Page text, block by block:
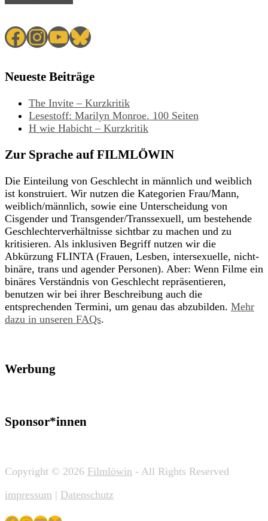
Facebook
Instagram
YouTube
Bluesky
Neueste Beiträge
The Invite – Kurzkritik
Lesestoff: Marilyn Monroe. 100 Seiten
H wie Habicht – Kurzkritik
Zur Sprache auf FILMLÖWIN
Die Einteilung von Geschlecht in männlich und weiblich
ist konstruiert. Wir nutzen die Kategorien Frau/Mann,
weiblich/männlich, sowie eine Unterscheidung von
Cisgender und Transgender/Transsexuell, um bestehende
Geschlechterverhältnisse sichtbar zu machen und zu
kritisieren. Als inklusiven Begriff nutzen wir die
Abkürzung FLINTA (Frauen, Lesben, intersexuelle, nicht-
binäre, trans und agender Personen). Aber: Wenn Filme ein
binäres Verständnis von Geschlecht repräsentieren,
benutzen wir bei ihrer Beschreibung auch die
entsprechenden Termini, um genau das abzubilden. Mehr
dazu in unseren FAQs.
Werbung
Sponsor*innen
Copyright © 2026 Filmlöwin - All Rights Reserved
impressum | Datenschutz